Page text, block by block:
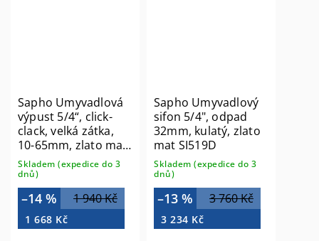
Sapho Umyvadlová
výpust 5/4“, click-
clack, velká zátka,
10-65mm, zlato mat
CV100219
Skladem (expedice do 3
dnů)
1 940 Kč
–14 %
1 668 Kč
Sapho Umyvadlový
sifon 5/4", odpad
32mm, kulatý, zlato
mat SI519D
Skladem (expedice do 3
dnů)
3 760 Kč
–13 %
3 234 Kč